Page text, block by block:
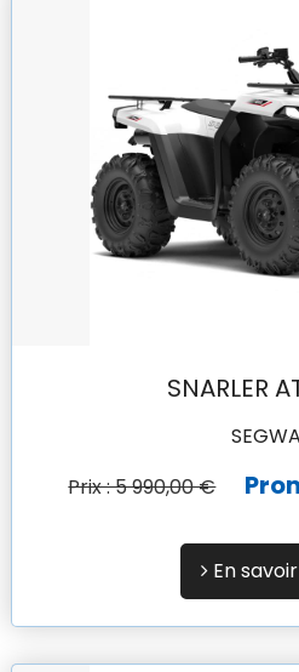
SNARLER
Prix : 5 990,00 €
En